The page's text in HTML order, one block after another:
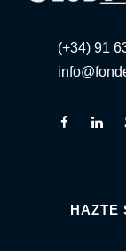
(+34) 91
HAZTE